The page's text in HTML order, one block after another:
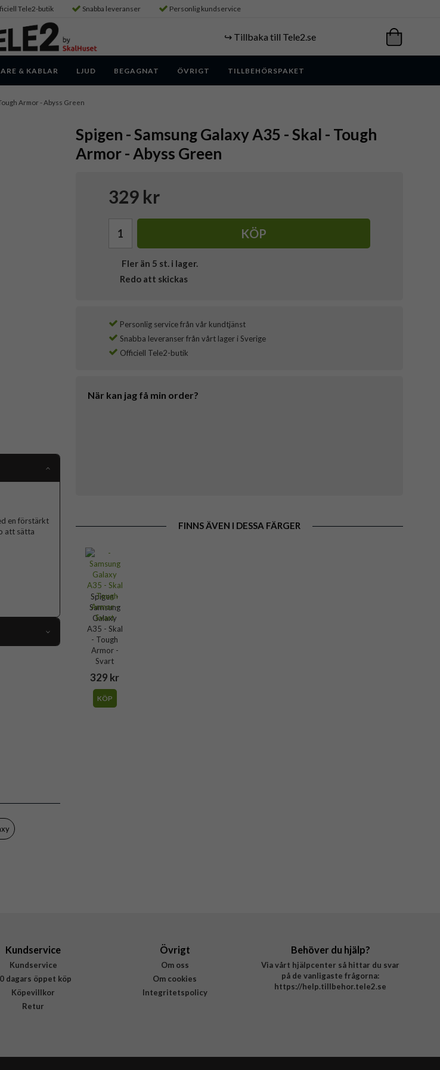
Tele2-butik Snabba leveranser Personlig kundservice
↪️ Tillbaka till Tele2.se
& KABLAR LJUD BEGAGNAT ÖVRIGT TILLBEHÖRSPAKET
Armor - Abyss Green
Spigen - Samsung Galaxy A35 - Skal - Tough
Armor - Abyss Green
329 kr
KÖP
Fler än 5 st. i lager.
Redo att skickas
Personlig service från vår kundtjänst
Snabba leveranser från vårt lager i Sverige
Officiell Tele2-butik
När kan jag få min order?
FINNS ÄVEN I DESSA FÄRGER
Spigen -
Samsung
Galaxy
A35 - Skal
- Tough
Armor -
Svart
329 kr
KÖP
en förstärkt
att sätta
Kundservice
Kundservice
dagars öppet köp
Köpevillkor
Retur
Övrigt
Om oss
Om cookies
Integritetspolicy
Behöver du hjälp?
Via vårt hjälpcenter så hittar du svar
på de vanligaste frågorna:
https://help.tillbehor.tele2.se